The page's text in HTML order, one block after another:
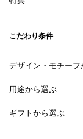
こだわり条件
デザイン・モチーフ
用途から選ぶ
ギフトから選ぶ